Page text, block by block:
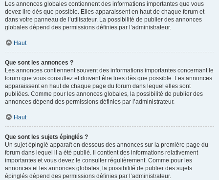
Les annonces globales contiennent des informations importantes que vous
devez lire dès que possible. Elles apparaissent en haut de chaque forum et
dans votre panneau de l’utilisateur. La possibilité de publier des annonces
globales dépend des permissions définies par l’administrateur.
Haut
Que sont les annonces ?
Les annonces contiennent souvent des informations importantes concernant le
forum que vous consultez et doivent être lues dès que possible. Les annonces
apparaissent en haut de chaque page du forum dans lequel elles sont
publiées. Comme pour les annonces globales, la possibilité de publier des
annonces dépend des permissions définies par l’administrateur.
Haut
Que sont les sujets épinglés ?
Un sujet épinglé apparaît en dessous des annonces sur la première page du
forum dans lequel il a été publié. il contient des informations relativement
importantes et vous devez le consulter régulièrement. Comme pour les
annonces et les annonces globales, la possibilité de publier des sujets
épinglés dépend des permissions définies par l’administrateur.